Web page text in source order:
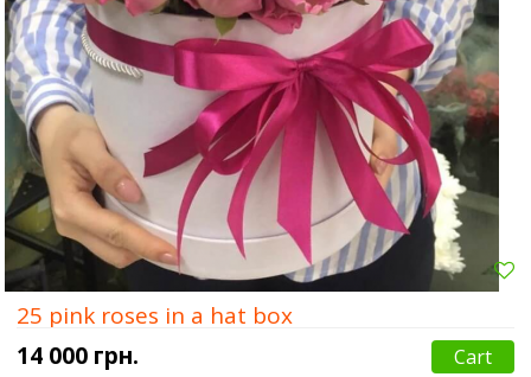
25 pink roses in a hat box
14 000 грн.
Cart